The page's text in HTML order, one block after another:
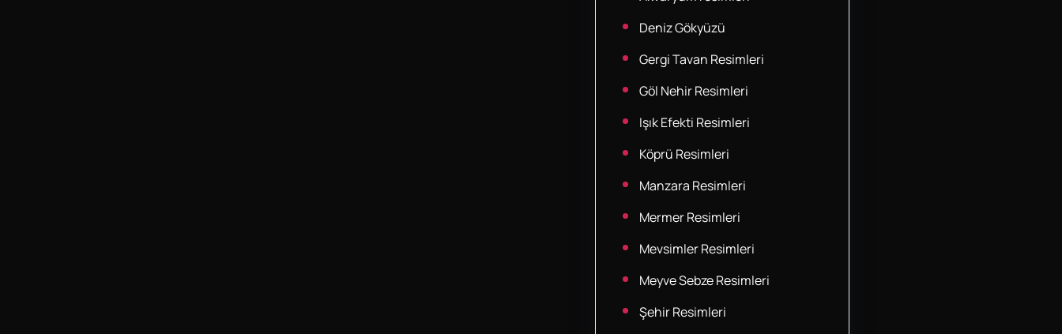
Deniz Gökyüzü
Gergi Tavan Resimleri
Göl Nehir Resimleri
Işık Efekti Resimleri
Köprü Resimleri
Manzara Resimleri
Mermer Resimleri
Mevsimler Resimleri
Meyve Sebze Resimleri
Şehir Resimleri